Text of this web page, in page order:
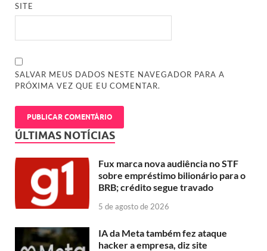
SITE
SALVAR MEUS DADOS NESTE NAVEGADOR PARA A
PRÓXIMA VEZ QUE EU COMENTAR.
ÚLTIMAS NOTÍCIAS
Fux marca nova audiência no STF
sobre empréstimo bilionário para o
BRB; crédito segue travado
5 de agosto de 2026
IA da Meta também fez ataque
hacker a empresa, diz site